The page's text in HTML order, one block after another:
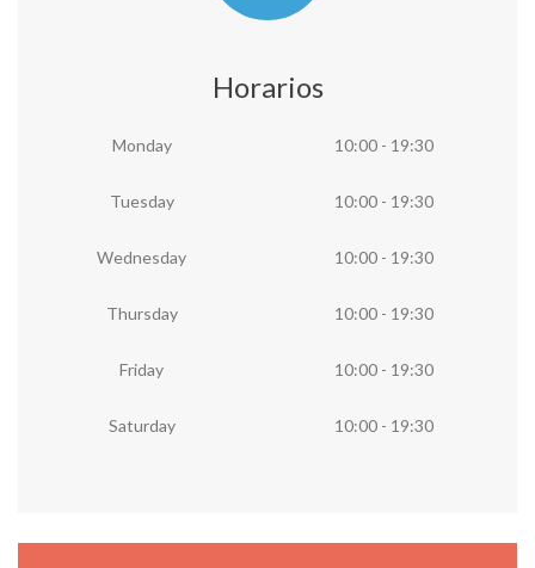
Horarios
Monday 10:00 - 19:30
Tuesday 10:00 - 19:30
Wednesday 10:00 - 19:30
Thursday 10:00 - 19:30
Friday 10:00 - 19:30
Saturday 10:00 - 19:30